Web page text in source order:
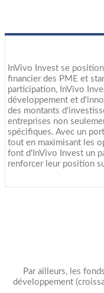
InVivo Invest se
financier des PME et
participation, InVivo
développement et
des montants
entreprises non
spécifiques. Avec un
tout en maximisant les
font d'InVivo Invest un
renforcer leur position
Par ailleurs, les
développement